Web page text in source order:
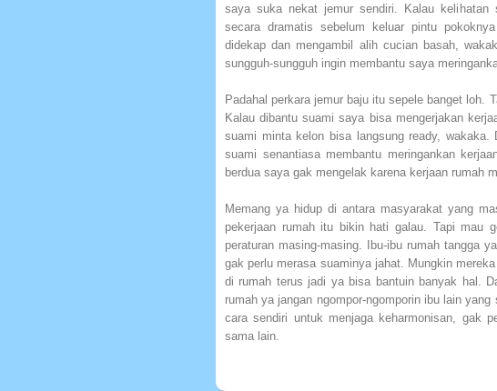
saya suka nekat jemur sendiri. Kalau kelihatan
secara dramatis sebelum keluar pintu
didekap dan mengambil alih cucian basah,
sungguh-sungguh ingin membantu saya
Padahal perkara jemur baju itu sepele banget loh.
Kalau dibantu suami saya bisa mengerjakan
suami minta kelon bisa langsung ready,
suami senantiasa membantu meringankan
berdua saya gak mengelak karena kerjaan rumah
Memang ya hidup di antara masyarakat yang
pekerjaan rumah itu bikin hati galau. Tapi mau
peraturan masing-masing. Ibu-ibu rumah tangga
gak perlu merasa suaminya jahat. Mungkin
di rumah terus jadi ya bisa bantuin banyak hal.
rumah ya jangan ngompor-ngomporin ibu lain
cara sendiri untuk menjaga keharmonisan, gak
sama lain.